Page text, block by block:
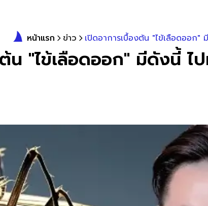
หน้าแรก ข่าว เปิดอาการเบื้องต้น "ไข้เลือดออก
ต้น "ไข้เลือดออก" มีดังนี้